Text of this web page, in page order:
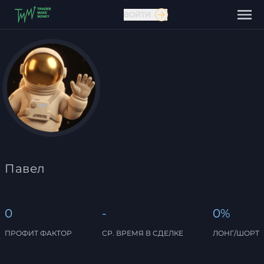
Связаться с нами
ВОЙТИ
Павел
0
ПРОФИТ ФАКТОР
-
СР. ВРЕМЯ В СДЕЛКЕ
0%
ЛОНГ/ШОРТ